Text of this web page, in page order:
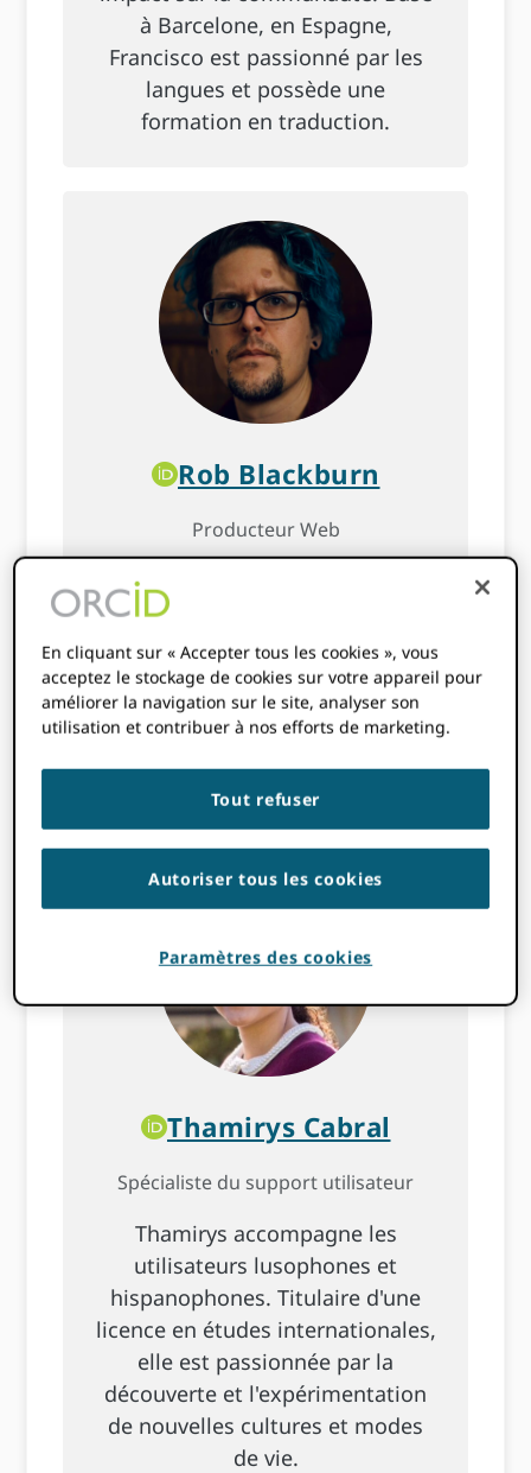
à Barcelone, en Espagne,
Francisco est passionné par les
langues et possède une
formation en traduction.
Rob Blackburn
Producteur Web
Rob maintient le ORCID Il tient le
site d'information à jour, participe
aux tâches de communication et
assure la liaison technique et
produit pour l'équipe
Communication. Il est également
un créateur passionné.
Thamirys Cabral
Spécialiste du support utilisateur
Thamirys accompagne les
utilisateurs lusophones et
hispanophones. Titulaire d'une
licence en études internationales,
elle est passionnée par la
découverte et l'expérimentation
de nouvelles cultures et modes
de vie.
En cliquant sur « Accepter tous les cookies », vous
acceptez le stockage de cookies sur votre appareil pour
améliorer la navigation sur le site, analyser son
utilisation et contribuer à nos efforts de marketing.
Tout refuser
Autoriser tous les cookies
Paramètres des cookies